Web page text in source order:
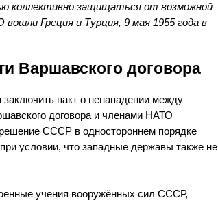
коллективно защищаться от возможной
Греция и Турция, 9 мая 1955 года в
Варшавского договора
пакт о ненападении между
договора и членами НАТО
СССР в одностороннем порядке
условии, что западные державы также не
учения вооружённых сил СССР,